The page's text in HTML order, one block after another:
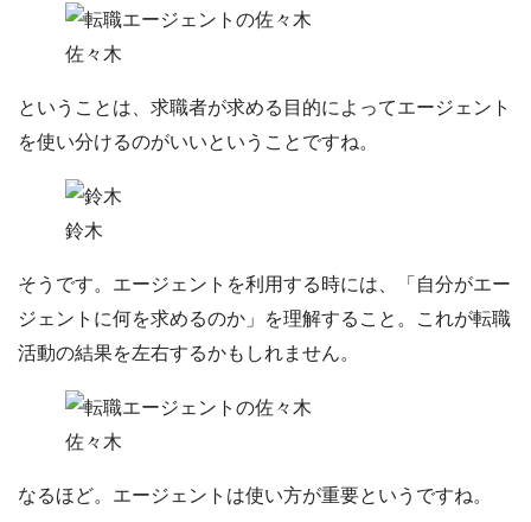
佐々木
ということは、求職者が求める目的によってエージェント
を使い分けるのがいいということですね。
鈴木
そうです。エージェントを利用する時には、
「自分がエー
ジェントに何を求めるのか」
を理解すること。これが転職
活動の結果を左右するかもしれません。
佐々木
なるほど。エージェントは使い方が重要というですね。